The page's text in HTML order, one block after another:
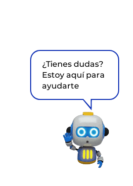
¿Tienes dudas?
Estoy aquí para
ayudarte